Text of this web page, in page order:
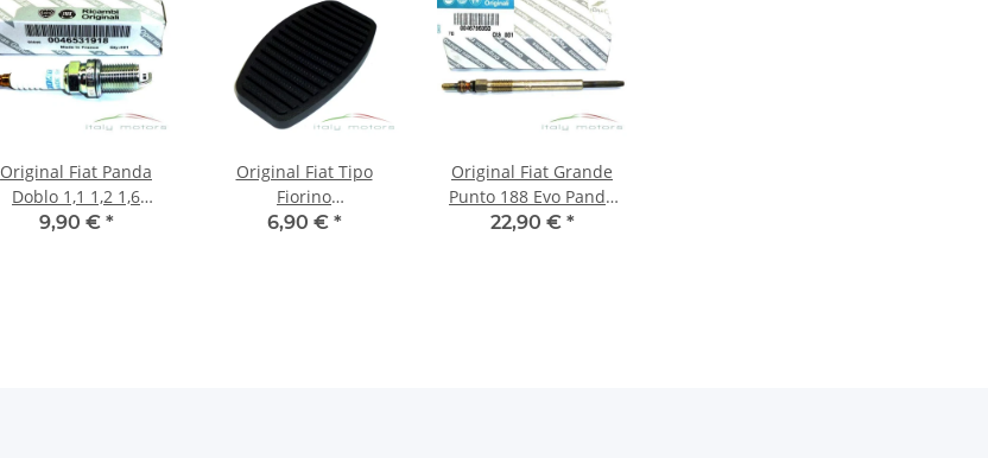
Original Fiat Panda
Doblo 1,1 1,2 1,6
Zndkerze Zndkerzen
9,90 € *
Original Fiat Tipo
Fiorino
Kupplungspedal
6,90 € *
Original Fiat Grande
Punto 188 Evo Panda
169 Glühkerze
22,90 € *